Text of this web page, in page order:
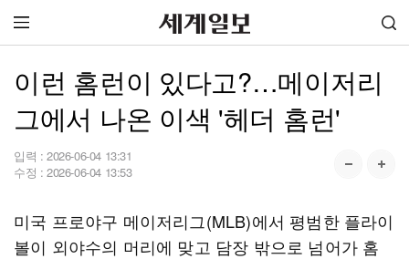
이런 홈런이 있다고?…메이저리
그에서 나온 이색 '헤더 홈런'
입력 : 2026-06-04 13:31
수정 : 2026-06-04 13:53
미국 프로야구 메이저리그(MLB)에서 평범한 플라이
볼이 외야수의 머리에 맞고 담장 밖으로 넘어가 홈